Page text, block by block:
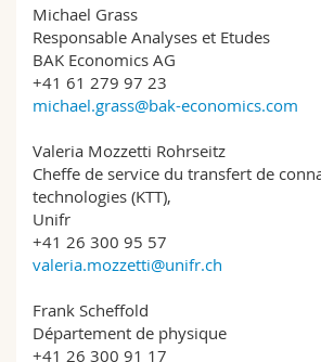
Michael Grass
Responsable Analyses et Etudes
BAK Economics AG
+41 61 279 97 23
michael.grass@bak-economics.com
Valeria Mozzetti Rohrseitz
Cheffe de service du transfert de
technologies (KTT),
Unifr
+41 26 300 95 57
valeria.mozzetti@unifr.ch
Frank Scheffold
Département de physique
+41 26 300 91 17